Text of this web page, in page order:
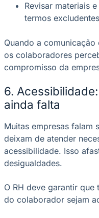
Revisar materiais
termos
Quando a
os colaboradores
compromisso da
6.
ainda falta
Muitas empresas falam
deixam de atender
acessibilidade. Isso
desigualdades.
O RH deve garantir que
do colaborador sejam